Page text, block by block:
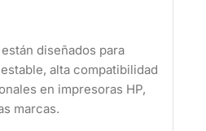
diseñados para
alta compatibilidad
en impresoras HP,
marcas.